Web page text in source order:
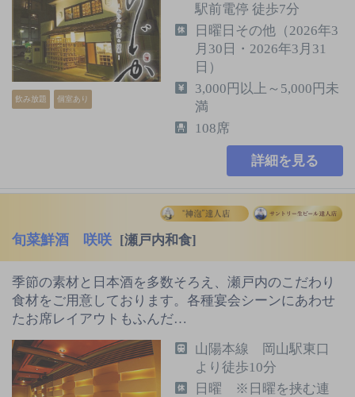
飲み放題 個室あり
駅前電停 徒歩7分
日曜日その他（2026年3
月30日・2026年3月31
日）
3,000円以上～5,000円未
満
108席
詳細を見る
旬菜鮮酒 咲咲 [瀬戸内和食]
季節の素材と日本酒を多数そろえ、瀬戸内のこだわり
食材をご用意しております。各種宴会シーンにあわせ
たお席レイアウトもふんだ…
山陽本線 岡山駅東口
より徒歩10分
日曜 ※日曜を挟む連